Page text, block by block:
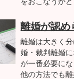
離婚が認め
離婚は大きく
婚・裁判離婚
が一番必要に
他の方法でも離